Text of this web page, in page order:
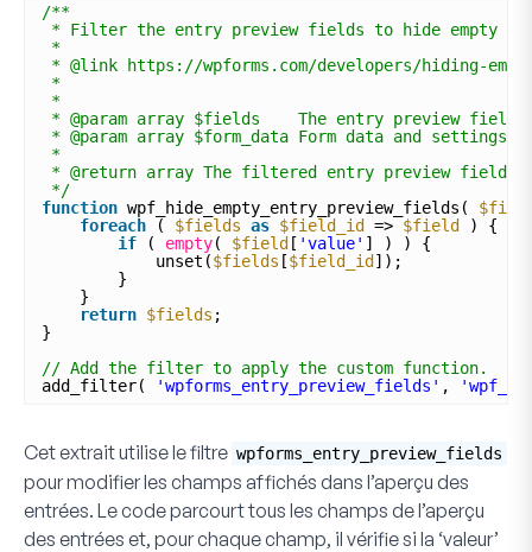
/**
* Filter the entry preview fields to hide empty
*
* @link https://wpforms.com/developers/hiding-
*
*
* @param array $fields    The entry preview
* @param array $form_data Form data and settings.
*
* @return array The filtered entry preview fields.
*/
function wpf_hide_empty_entry_preview_fields(
foreach
( $fields as $field_id => $field
) {
if
( empty( $field[ 'value' ] ) ) {
unset($fields [$field_id]);
}
}
return $fields ;
}
// Add the filter to apply the custom function.
add_filter(
'wpforms_entry_preview_fields' ,
Cet extrait utilise le filtre wpforms_entry_preview_fields
pour modifier les champs affichés dans l’aperçu des
entrées. Le code parcourt tous les champs de l’aperçu
des entrées et, pour chaque champ, il vérifie si la ‘valeur’